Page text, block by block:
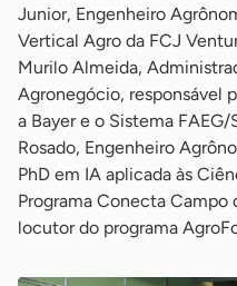
Junior, Engenheiro
Vertical Agro da FCJ
Murilo Almeida,
Agronegócio, responsável
a Bayer e o Sistema
Rosado, Engenheiro
PhD em IA aplicada às
Programa Conecta Campo
locutor do programa